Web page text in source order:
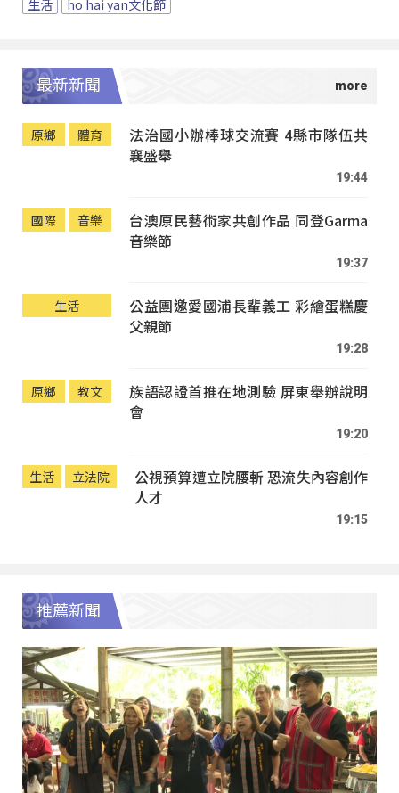
生活 ho hai yan文化節
最新新聞
原鄉 體育
法治國小辦棒球交流賽 4縣市隊伍共
襄盛舉
19:44
國際 音樂
台澳原民藝術家共創作品 同登Garma
音樂節
19:37
生活
公益團邀愛國浦長輩義工 彩繪蛋糕慶
父親節
19:28
原鄉 教文
族語認證首推在地測驗 屏東舉辦說明
會
19:20
生活 立法院
公視預算遭立院腰斬 恐流失內容創作
人才
19:15
推薦新聞